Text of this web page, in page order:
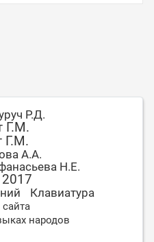
Р.Д.
Г.М.
Г.М.
А.А.
Н.Е.
Клавиатура
народов